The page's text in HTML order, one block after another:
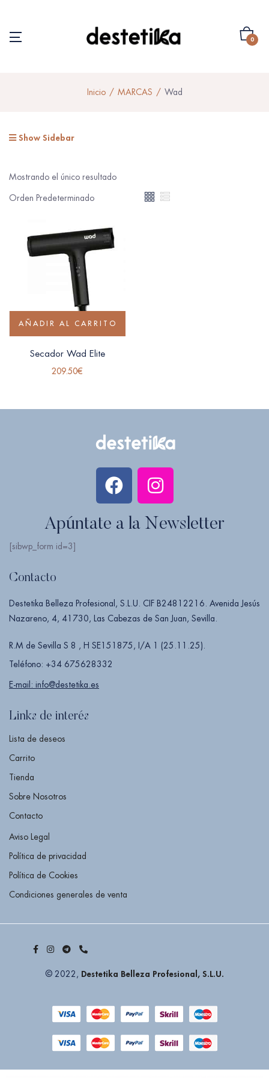
0
Inicio MARCAS Wad
Show Sidebar
Mostrando el único resultado
AÑADIR AL CARRITO
Secador Wad Elite
209.50€
Apúntate a la Newsletter
[sibwp_form id=3]
Contacto
Destetika Belleza Profesional, S.L.U. CIF B24812216. Avenida Jesús
Nazareno, 4, 41730, Las Cabezas de San Juan, Sevilla.
R.M de Sevilla S 8 , H SE151875, I/A 1 (25.11.25).
Teléfono: +34 675628332
E-mail: info@destetika.es
Links de interés
Lista de deseos
Carrito
Tienda
Sobre Nosotros
Contacto
Aviso Legal
Política de privacidad
Política de Cookies
Condiciones generales de venta
© 2022, Destetika Belleza Profesional, S.L.U.